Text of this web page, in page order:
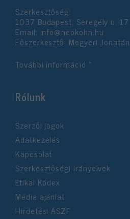
Szerkesztőség:
1037 Budapest, Seregély u. 17.
Email: info@neokohn.hu
Főszerkesztő: Megyeri Jonatán
További információ »
Rólunk
Szerzői jogok
Adatkezelés
Kapcsolat
Szerkesztőségi irányelvek
Etikai Kódex
Média ajánlat
Hirdetési ÁSZF